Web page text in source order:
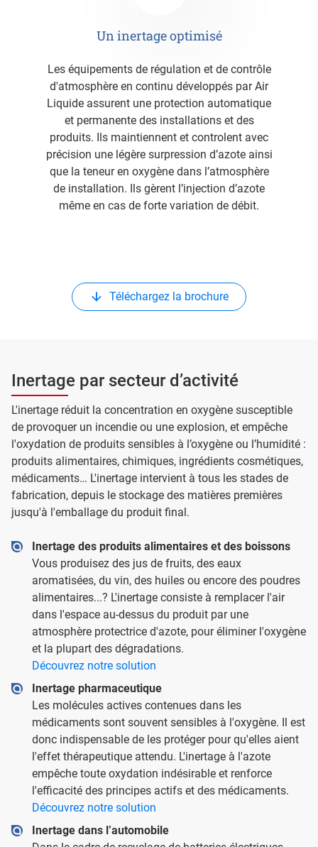
Un inertage optimisé
Les équipements de régulation et de contrôle
d'atmosphère en continu développés par Air
Liquide assurent une protection automatique
et permanente des installations et des
produits. Ils maintiennent et controlent avec
précision une légère surpression d’azote ainsi
que la teneur en oxygène dans l’atmosphère
de installation. Ils gèrent l’injection d’azote
même en cas de forte variation de débit.
Téléchargez la brochure
Inertage par secteur d’activité
L'inertage réduit la concentration en oxygène susceptible
de provoquer un incendie ou une explosion, et empêche
l'oxydation de produits sensibles à l’oxygène ou l’humidité :
produits alimentaires, chimiques, ingrédients cosmétiques,
médicaments… L'inertage intervient à tous les stades de
fabrication, depuis le stockage des matières premières
jusqu'à l'emballage du produit final.
Inertage des produits alimentaires et des boissons
Vous produisez des jus de fruits, des eaux
aromatisées, du vin, des huiles ou encore des poudres
alimentaires...? L'inertage consiste à remplacer l'air
dans l'espace au-dessus du produit par une
atmosphère protectrice d'azote, pour éliminer l'oxygène
et la plupart des dégradations.
Découvrez notre solution
Inertage pharmaceutique
Les molécules actives contenues dans les
médicaments sont souvent sensibles à l'oxygène. Il est
donc indispensable de les protéger pour qu'elles aient
l'effet thérapeutique attendu. L'inertage à l'azote
empêche toute oxydation indésirable et renforce
l'efficacité des principes actifs et des médicaments.
Découvrez notre solution
Inertage dans l’automobile